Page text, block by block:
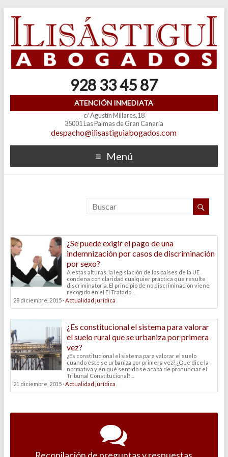
928 33 45 87
ATENCIÓN INMEDIATA
c/ Agustín Millares,18
35001 Las Palmas de Gran Canaria
despacho@ilisastiguiabogados.com
Menú
¿Se puede exigir el pago de una
indemnización por casos de discriminación
por sexo?
A estas alturas, la legislación de los países de la UE
condena con claridad cualquier práctica que resulte
discriminatoria. El principio de no discriminación viene
recogido en el El Tratado ...
28 diciembre, 2015 ·Actualidad jurídica
¿Es constitucional el sistema para valorar
el suelo rural que se urbaniza por primera
vez?
¿Es constitucional el sistema para valorar el suelo
cuando éste se urbaniza por primera vez? ¿Qué dice la
normativa y en qué sentido se acaba de pronunciar el
Tribunal Constitucional? ...
21 diciembre, 2015 ·Actualidad jurídica